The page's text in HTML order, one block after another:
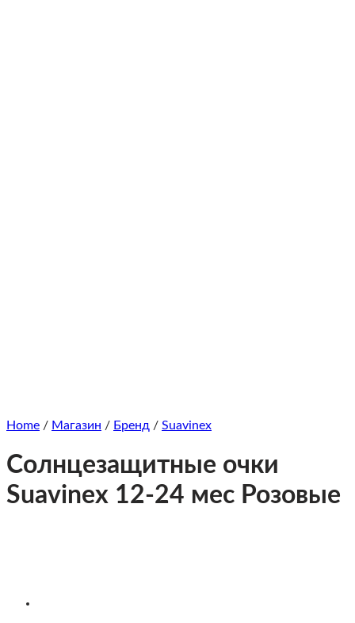
Home / Магазин / Бренд / Suavinex
Солнцезащитные очки
Suavinex 12-24 мес Розовые